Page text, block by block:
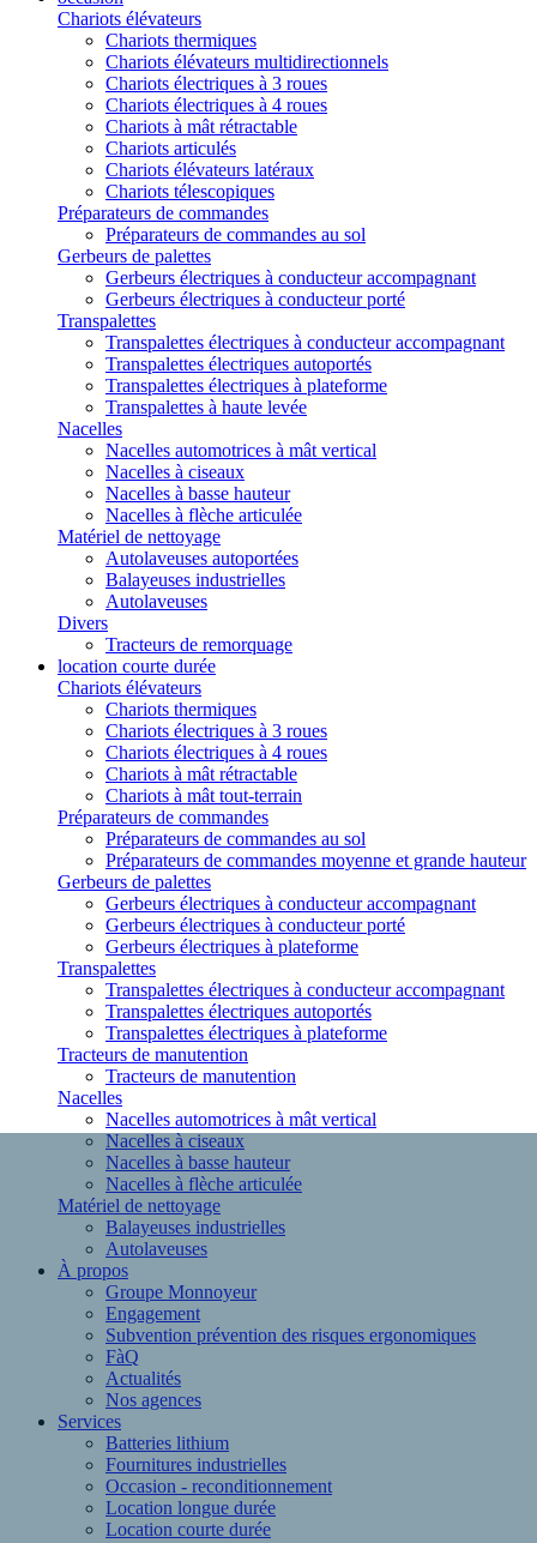
Chariots élévateurs
Chariots thermiques
Chariots élévateurs multidirectionnels
Chariots électriques à 3 roues
Chariots électriques à 4 roues
Chariots à mât rétractable
Chariots articulés
Chariots élévateurs latéraux
Chariots télescopiques
Préparateurs de commandes
Préparateurs de commandes au sol
Gerbeurs de palettes
Gerbeurs électriques à conducteur accompagnant
Gerbeurs électriques à conducteur porté
Transpalettes
Transpalettes électriques à conducteur accompagnant
Transpalettes électriques autoportés
Transpalettes électriques à plateforme
Transpalettes à haute levée
Nacelles
Nacelles automotrices à mât vertical
Nacelles à ciseaux
Nacelles à basse hauteur
Nacelles à flèche articulée
Matériel de nettoyage
Autolaveuses autoportées
Balayeuses industrielles
Autolaveuses
Divers
Tracteurs de remorquage
location courte durée
Chariots élévateurs
Chariots thermiques
Chariots électriques à 3 roues
Chariots électriques à 4 roues
Chariots à mât rétractable
Chariots à mât tout-terrain
Préparateurs de commandes
Préparateurs de commandes au sol
Préparateurs de commandes moyenne et grande hauteur
Gerbeurs de palettes
Gerbeurs électriques à conducteur accompagnant
Gerbeurs électriques à conducteur porté
Gerbeurs électriques à plateforme
Transpalettes
Transpalettes électriques à conducteur accompagnant
Transpalettes électriques autoportés
Transpalettes électriques à plateforme
Tracteurs de manutention
Tracteurs de manutention
Nacelles
Nacelles automotrices à mât vertical
Nacelles à ciseaux
Nacelles à basse hauteur
Nacelles à flèche articulée
Matériel de nettoyage
Balayeuses industrielles
Autolaveuses
À propos
Groupe Monnoyeur
Engagement
Subvention prévention des risques ergonomiques
FàQ
Actualités
Nos agences
Services
Batteries lithium
Fournitures industrielles
Occasion - reconditionnement
Location longue durée
Location courte durée